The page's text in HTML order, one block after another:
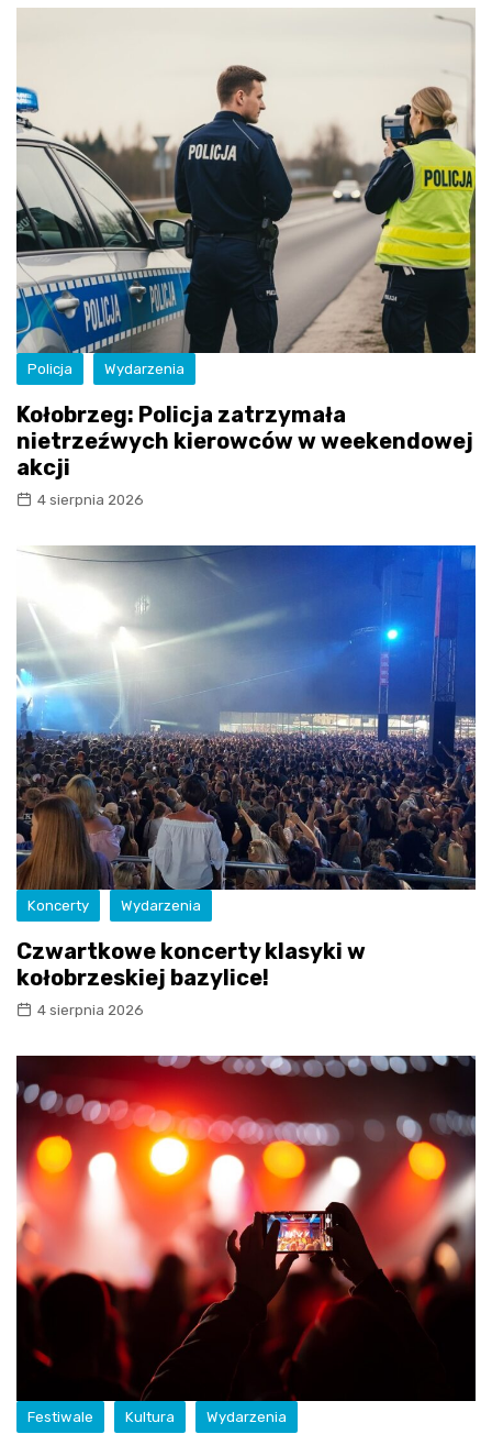
Policja Wydarzenia
Kołobrzeg: Policja zatrzymała
nietrzeźwych kierowców w weekendowej
akcji
4 sierpnia 2026
Koncerty Wydarzenia
Czwartkowe koncerty klasyki w
kołobrzeskiej bazylice!
4 sierpnia 2026
Festiwale Kultura Wydarzenia